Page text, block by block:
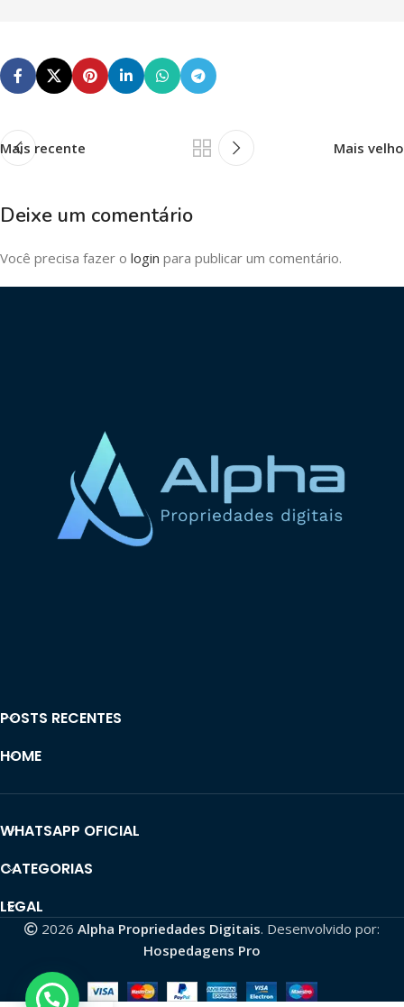
Mais recente Mais velho
Deixe um comentário
Você precisa fazer o login para publicar um comentário.
POSTS RECENTES
HOME
WHATSAPP OFICIAL
CATEGORIAS
LEGAL
2026 Alpha Propriedades Digitais. Desenvolvido por:
Hospedagens Pro
Como posso ajudar?